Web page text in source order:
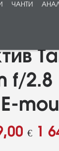
ЧАНТИ
f/2.8
€ 1